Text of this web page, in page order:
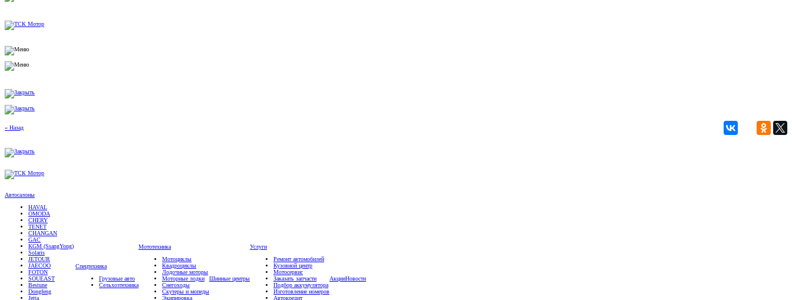
« Назад
Автосалоны
HAVAL
OMODA
CHERY
TENET
CHANGAN
GAC
KGM (SsangYong)
Solaris
JETOUR
JAECOO
FOTON
SOUEAST
Bestune
Dongfeng
Jetta
Спецтехника
Грузовые авто
Сельхозтехника
Мототехника
Мотоциклы
Квадроциклы
Лодочные моторы
Моторные лодки
Снегоходы
Скутеры и мопеды
Экипировка
Шинные центры
Услуги
Ремонт автомобилей
Кузовной центр
Мотосервис
Заказать запчасти
Подбор аккумулятора
Изготовление номеров
Автокредит
АкцииНовости